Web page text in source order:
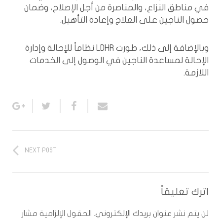
في مناطق النزاع، والمناصرة من أجل الإصلاح، وضمان
حصول الناجين على العلاج وإعادة التأهيل.
وبالإضافة إلى ذلك، طورت LDHR نظاماً للإحالة وإدارة
الإحالة لمساعدة الناجين في الوصول إلى الخدمات
اللازمة.
NEXT POST
اترك تعليقاً
لن يتم نشر عنوان بريدك الإلكتروني. الحقول الإلزامية مشار